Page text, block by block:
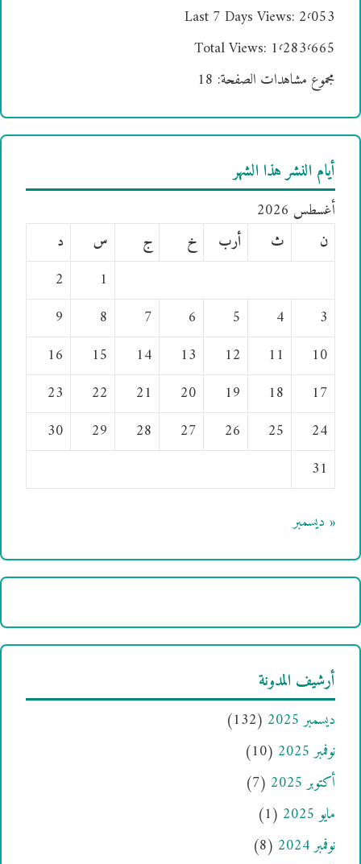
Last 7 Days Views: 2٬053
Total Views: 1٬283٬665
مجموع مشاهدات الصفحة: 18
أيام النشر هذا الشهر
أغسطس 2026
ن
ث أرب خ ج س
د
1
2
3
4
5
6
7
8
9
10
11
12
13
14
15
16
17
18
19
20
21
22
23
24
25
26
27
28
29
30
31
« ديسمبر
أرشيف المدونة
ديسمبر 2025
(132)
نوفمبر 2025
(10)
أكتوبر 2025
(7)
مايو 2025
(1)
نوفمبر 2024
(8)